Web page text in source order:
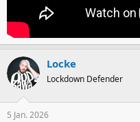
Locke
Lockdown Defender
5 Jan. 2026